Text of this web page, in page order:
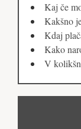
Kaj če
Kakšno
Kdaj
Kako
V